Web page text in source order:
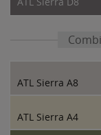
ATL Sierra A8
ATL Sierra A4